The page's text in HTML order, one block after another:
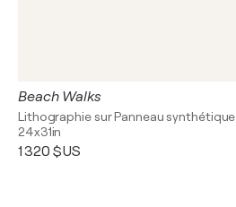
Beach Walks
Lithographie sur Panneau synthétique
24x31in
1 320 $US